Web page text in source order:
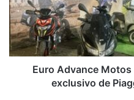
el
nuevo
importador
exclusivo
de
PiaggioEuro Advance
exclusivo de